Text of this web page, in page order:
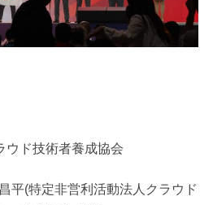
ウド技術者養成協会
平(特定非営利活動法人クラウド